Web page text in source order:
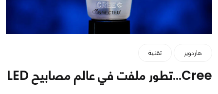
هاردوير تقنية
Cree...تطور ملفت في عالم مصابيح LED